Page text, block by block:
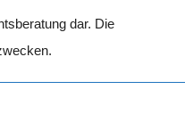
dar. Die